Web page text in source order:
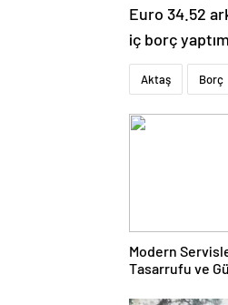
Euro 34.52
iç borç
Aktaş Borç
Modern
Tasarrufu ve